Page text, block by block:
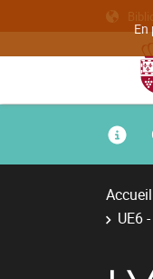
En
Accueil
UE6